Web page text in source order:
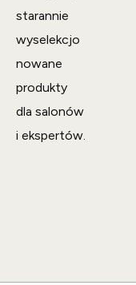
starannie
wyselekcjo
nowane
produkty
dla salonów
i ekspertów.